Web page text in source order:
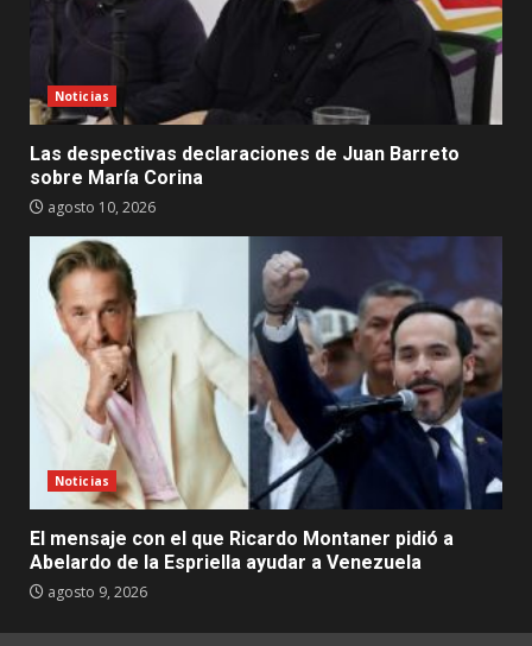
Noticias
Las despectivas declaraciones de Juan Barreto
sobre María Corina
agosto 10, 2026
Noticias
El mensaje con el que Ricardo Montaner pidió a
Abelardo de la Espriella ayudar a Venezuela
agosto 9, 2026